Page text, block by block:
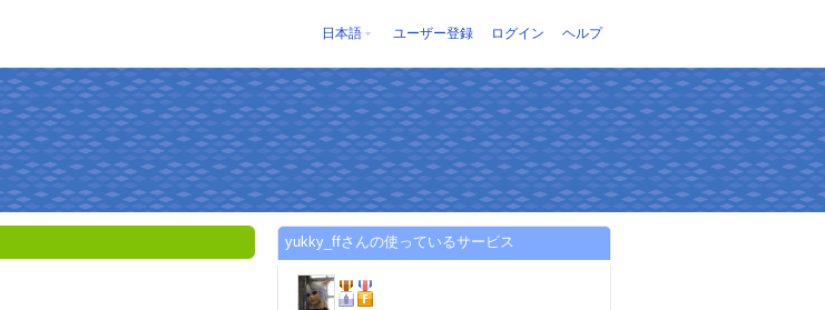
日本語 ユーザー登録 ログイン ヘルプ
yukky_ffさんの使っているサービス